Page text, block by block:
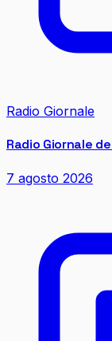
Radio Giornale
Radio Giornale
7 agosto 2026